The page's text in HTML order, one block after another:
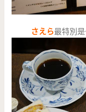
さえら最特別